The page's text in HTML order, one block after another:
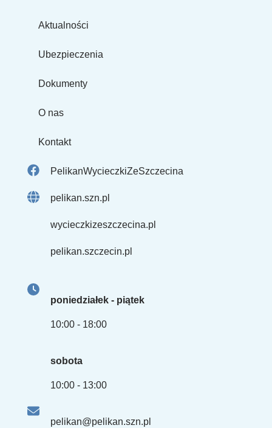
Aktualności
Ubezpieczenia
Dokumenty
O nas
Kontakt
PelikanWycieczkiZeSzczecina
pelikan.szn.pl
wycieczkizeszczecina.pl
pelikan.szczecin.pl
poniedziałek - piątek
10:00 - 18:00
sobota
10:00 - 13:00
pelikan@pelikan.szn.pl